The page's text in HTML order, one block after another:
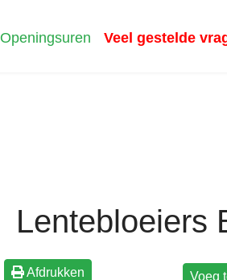
Openingsuren Veel gestelde
Lentebloeiers
Afdrukken